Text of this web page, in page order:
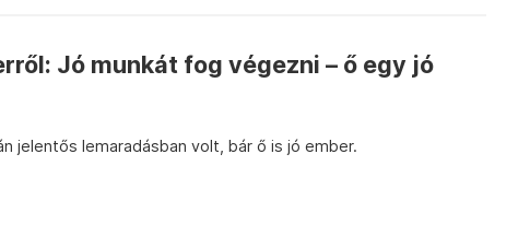
Jó munkát fog végezni – ő egy jó
jelentős lemaradásban volt, bár ő is jó ember.